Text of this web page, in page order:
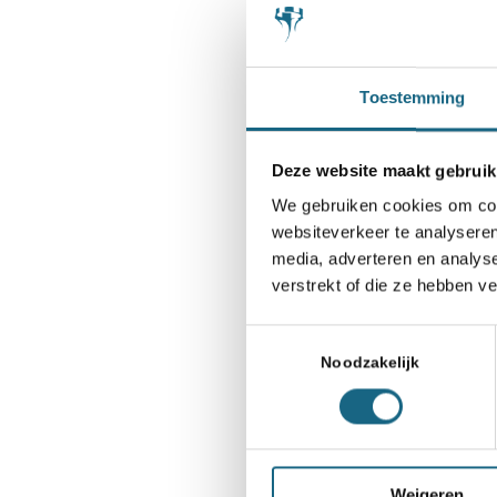
Toestemming
Deze website maakt
We gebruiken cookies om
websiteverkeer te
media, adverteren en
verstrekt of die ze hebben
Noodzakelijk
1889 –
Hoe dan? Hij
– op eigen
vroeg was of
Geestdriftig
dan een
niet vergeten,